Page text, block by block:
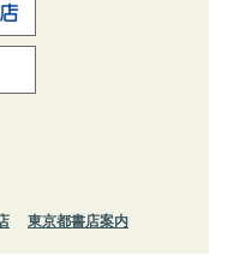
東京都書店案内